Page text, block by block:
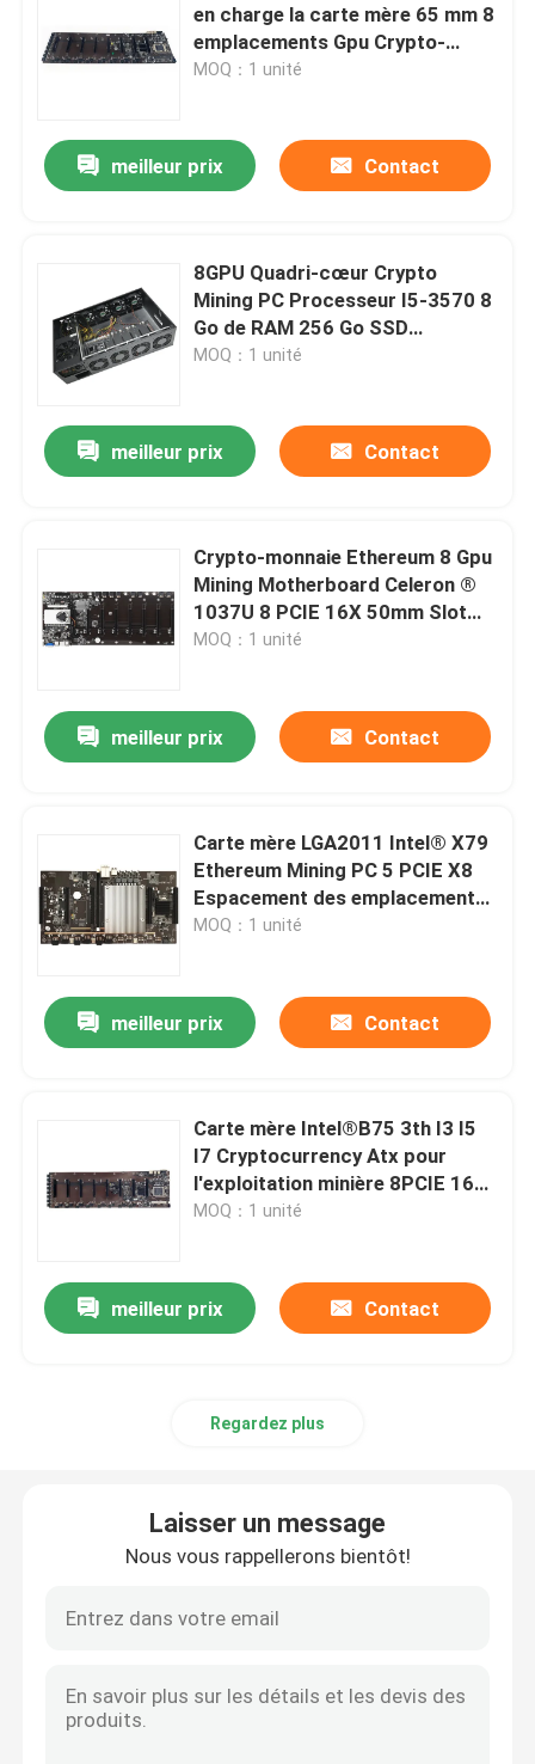
Aperçu
en charge la carte mère 65 mm 8
emplacements Gpu Crypto-
monnaie carte mère Eth Miner
MOQ：1 unité
meilleur prix Contact
8GPU Quadri-cœur Crypto
Mining PC Processeur I5-3570 8
Go de RAM 256 Go SSD
Intel®B75 Ethereum Coin Rig
MOQ：1 unité
meilleur prix Contact
Crypto-monnaie Ethereum 8 Gpu
Mining Motherboard Celeron ®
1037U 8 PCIE 16X 50mm Slot
Distance
MOQ：1 unité
meilleur prix Contact
Carte mère LGA2011 Intel® X79
Ethereum Mining PC 5 PCIE X8
Espacement des emplacements
de 60 mm
MOQ：1 unité
meilleur prix Contact
Carte mère Intel®B75 3th I3 I5
I7 Cryptocurrency Atx pour
l'exploitation minière 8PCIE 16X
avec un espacement des fentes
MOQ：1 unité
meilleur prix Contact
Regardez plus
Laisser un message
Nous vous rappellerons bientôt!